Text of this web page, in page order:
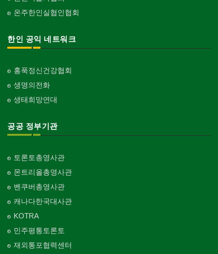
온주한인실협인협회
한인 공익 네트워크
홍푹정신건강협회
생명의전화
생태희망연대
공공 정부기관
토론토총영사관
몬트리올총영사관
벤쿠버총영사관
캐나다한국대사관
KOTRA
민주평통토론토
재외통포협력센터